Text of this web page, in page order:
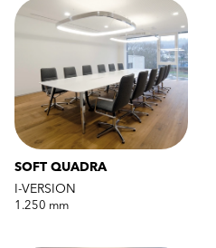
SOFT QUADRA
I-VERSION
1.250 mm